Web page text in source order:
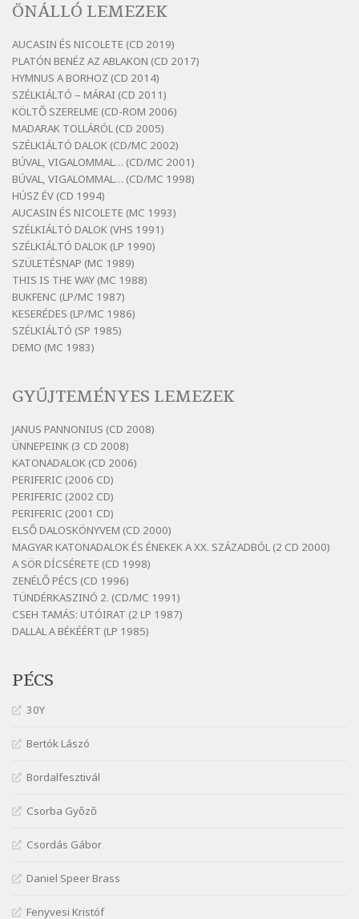
Szélkiáltó
Bertók László: Az arcodra, ha nem vigyázol
Szélkiáltó
Bertók László: Dinnye Döme
Szélkiáltó
Bertók László: Diófa-levélen
Szélkiáltó
Bertók László: El-elképzelem a falansztert
Szélkiáltó
Bertók László: Elmenni kevés, itt maradni
sok
Szélkiáltó
Bertók László: Mintha már pénteken
vasárnap
Szélkiáltó
Bertók László: Ó, az a hol volt vicinális
Bertók László: Vásáros
Szélkiáltó
Bertók László: Vizibolt
Szélkiáltó
Bornemissza Endre: Szitakötő
Szélkiáltó
Detlev von Liliencron: Bölcsődal
Szélkiáltó
Fenyvesi Béla: Lesz-e még menedék?
Szélkiáltó
Fenyvesi Béla: Szélkiáltó kánon
Szélkiáltó
Szélkiáltó
Galambosi László: Kalapos
Győri László: Jönnek a törökök
Szélkiáltó
török ellen hadba induló Mátyás királyért
Janus Pannonius: Névváltoztatásáról
Szélkiáltó
ÖNÁLLÓ LEMEZEK
AUCASIN ÉS NICOLETE (CD 2019)
PLATÓN BENÉZ AZ ABLAKON (CD 2017)
HYMNUS A BORHOZ (CD 2014)
SZÉLKIÁLTÓ – MÁRAI (CD 2011)
KÖLTŐ SZERELME (CD-ROM 2006)
MADARAK TOLLÁRÓL (CD 2005)
SZÉLKIÁLTÓ DALOK (CD/MC 2002)
BÚVAL, VIGALOMMAL… (CD/MC 2001)
BÚVAL, VIGALOMMAL… (CD/MC 1998)
HÚSZ ÉV (CD 1994)
AUCASIN ÉS NICOLETE (MC 1993)
SZÉLKIÁLTÓ DALOK (VHS 1991)
SZÉLKIÁLTÓ DALOK (LP 1990)
SZÜLETÉSNAP (MC 1989)
THIS IS THE WAY (MC 1988)
BUKFENC (LP/MC 1987)
KESERÉDES (LP/MC 1986)
SZÉLKIÁLTÓ (SP 1985)
DEMO (MC 1983)
GYŰJTEMÉNYES LEMEZEK
JANUS PANNONIUS (CD 2008)
ÜNNEPEINK (3 CD 2008)
KATONADALOK (CD 2006)
PERIFERIC (2006 CD)
PERIFERIC (2002 CD)
PERIFERIC (2001 CD)
ELSŐ DALOSKÖNYVEM (CD 2000)
MAGYAR KATONADALOK ÉS ÉNEKEK A XX. SZÁZADBÓL (2 CD 2000)
A SÖR DÍCSÉRETE (CD 1998)
ZENÉLŐ PÉCS (CD 1996)
TÜNDÉRKASZINÓ 2. (CD/MC 1991)
CSEH TAMÁS: UTÓIRAT (2 LP 1987)
DALLAL A BÉKÉÉRT (LP 1985)
PÉCS
30Y
Bertók Lászó
Bordalfesztivál
Csorba Győző
Csordás Gábor
Daniel Speer Brass
Fenyvesi Kristóf